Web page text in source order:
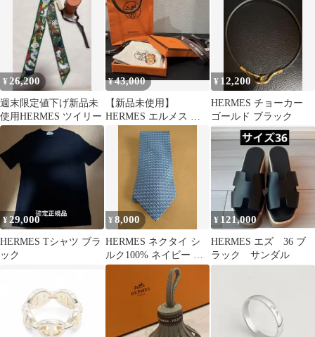
¥ 26,200
週末限定値下げ新品未
使用HERMES ツイリー
¥43,000
【新品未使用】
HERMES エルメス イ
ヤーカフ オランプ
¥ 12,200
HERMES チョーカー
ゴールド ブラック
¥29,000
HERMES Tシャツ ブラ
ック
¥8,000
HERMES ネクタイ シ
ルク100% ネイビー 総
柄
¥ 121,000
HERMES エズ 36 ブ
ラック サンダル